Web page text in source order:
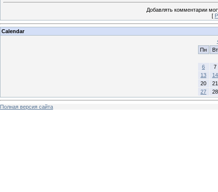
Добавлять комментарии
[
Calendar
Пн
Вт
6
7
13
14
20
21
27
28
Полная версия сайта